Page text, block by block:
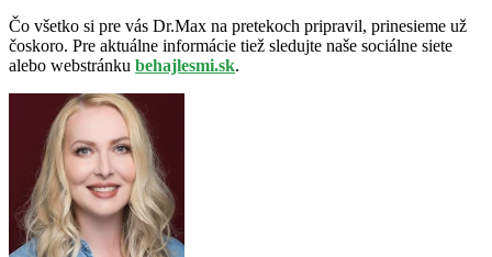
Čo všetko si pre vás Dr.Max na pretekoch pripravil, prinesieme už
čoskoro. Pre aktuálne informácie tiež sledujte naše sociálne siete
alebo webstránku behajlesmi.sk.